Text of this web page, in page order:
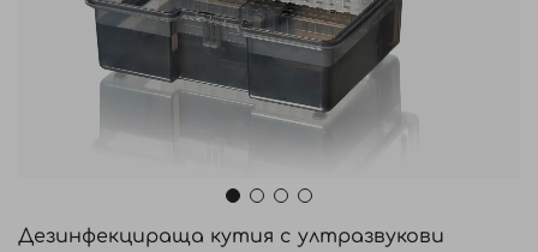
Дезинфекцираща кутия с ултразвукови